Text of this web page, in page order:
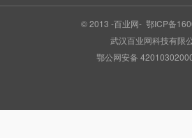
© 2013 -百业网- 鄂ICP备
武汉百业网科技有限
鄂公网安备